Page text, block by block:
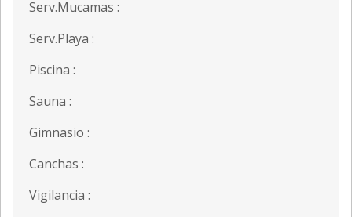
Serv.Mucamas :
Serv.Playa :
Piscina :
Sauna :
Gimnasio :
Canchas :
Vigilancia :